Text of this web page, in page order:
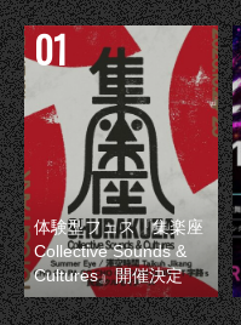
体験型フェス『集楽座
Collective Sounds &
Cultures』開催決定